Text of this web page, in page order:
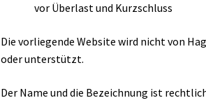
vor Überlast und Kurzschluss
Die vorliegende Website wird nicht von
oder unterstützt.
Der Name und die Bezeichnung ist